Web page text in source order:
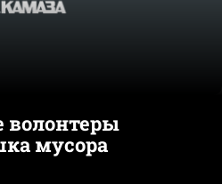
волонтеры
мусора